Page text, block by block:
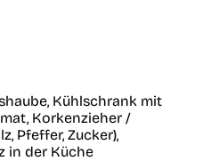
Kühlschrank mit
Korkenzieher /
Pfeffer, Zucker),
in der Küche